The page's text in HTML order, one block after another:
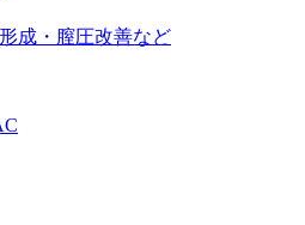
成・膣圧改善など